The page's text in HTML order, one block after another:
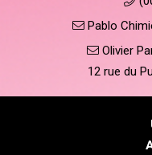
Pablo
Olivier
12 rue du